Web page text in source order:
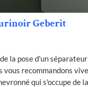
Geberit
la pose d'un
vous recommandons
qui s'occupe de